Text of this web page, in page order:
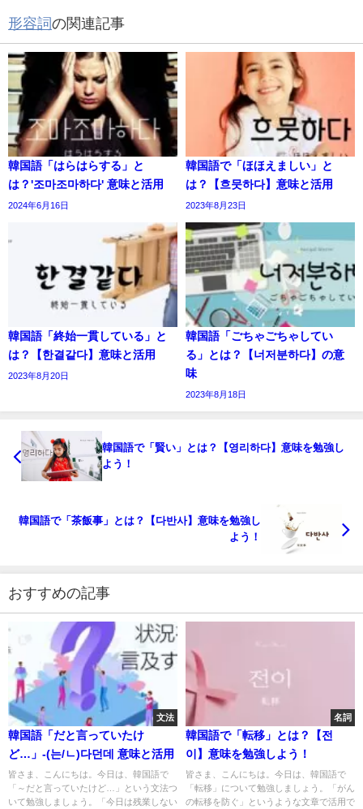
形容詞の関連記事
韓国語「はらはらする」と
は？'조마조마하다' 意味と活用
2024年6月16日
韓国語で「ほほえましい」と
は？【흐뭇하다】意味と活用
2023年8月23日
韓国語「終始一貫している」と
は？【한결같다】意味と活用
2023年8月20日
韓国語「ごちゃごちゃしてい
る」とは？【너저분하다】の意
味
2023年8月18日
韓国語で「賢い」とは？【영리하다】意味を勉強し
よう！
韓国語で「茶飯事」とは？【다반사】意味を勉強し
よう！
おすすめの記事
文法
韓国語「だと言っていたけ
ど…」-(는/ㄴ)다던데 意味と活用
皆さま、こんにちは。今日は、韓国語で
「～だと言っていたけど…」という文法つ
いて勉強しましょう。「今日は残業しない
名詞
韓国語で「転移」とは？【전
이】意味を勉強しよう！
皆さま、こんにちは。今日は、韓国語で
「転移」について勉強しましょう。「がん
の転移を防ぐ」というような文章で活用で